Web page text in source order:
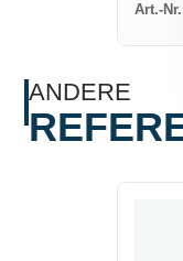
Art.-
ANDERE